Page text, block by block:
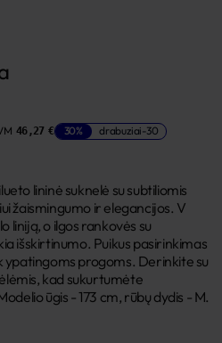
46,27 € 30% drabuziai-30
lininė suknelė su subtiliomis
žaismingumo ir elegancijos. V
liniją, o ilgos rankovės su
išskirtinumo. Puikus pasirinkimas
ypatingoms progoms. Derinkite su
kad sukurtumėte
ūgis - 173 cm, rūbų dydis - M.